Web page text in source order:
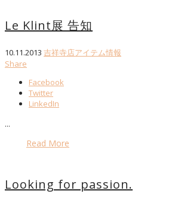
Le Klint展 告知
10.11.2013 吉祥寺店アイテム情報
Share
Facebook
Twitter
LinkedIn
...
Read More
Looking for passion.